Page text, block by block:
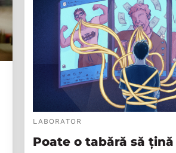
LABORATOR
Poate o tabără să